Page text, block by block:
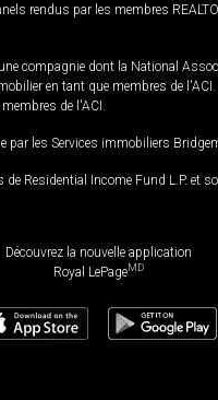
rendus par les membres
compagnie dont la National
en tant que membres de
de l'ACI.
par les Services immobiliers
de Residential Income Fund L.P.
Découvrez la nouvelle application
Royal LePageMD